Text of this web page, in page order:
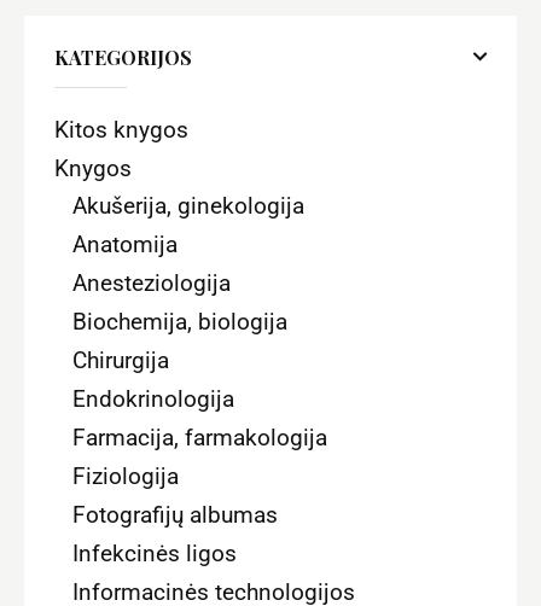
KATEGORIJOS
Kitos knygos
Knygos
Akušerija, ginekologija
Anatomija
Anesteziologija
Biochemija, biologija
Chirurgija
Endokrinologija
Farmacija, farmakologija
Fiziologija
Fotografijų albumas
Infekcinės ligos
Informacinės technologijos